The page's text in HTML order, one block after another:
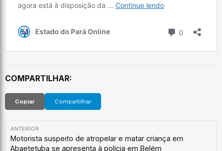
COMPARTILHAR:
Copiar Compartilhar
ANTERIOR
Motorista suspeito de atropelar e matar criança em
Abaetetuba se apresenta à polícia em Belém